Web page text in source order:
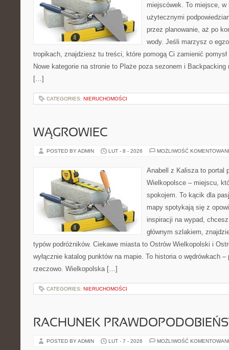
miejscówek. To miejsce,
użytecznymi
przez planowanie, aż po
wody. Jeśli marzysz o
tropikach, znajdziesz tu treści, które pomogą Ci zamienić
Nowe kategorie na stronie to Plaże poza sezonem i Backpacking
[…]
CATEGORIES: NIERUCHOMOŚCI
WĄGROWIEC
POSTED BY ADMIN LUT - 8 - 2026 MOŻLIWOŚĆ
Anabell z Kalisza to portal
Wielkopolsce – miejscu,
spokojem. To kącik dla
mapy spotykają się z
inspiracji na wypad,
głównym szlakiem,
typów podróżników. Ciekawe miasta to Ostrów Wielkopolski i
wyłącznie katalog punktów na mapie. To historia o wędrówkach
rzeczowo. Wielkopolska […]
CATEGORIES: NIERUCHOMOŚCI
RACHUNEK
POSTED BY ADMIN LUT - 7 - 2026 MOŻLIWOŚĆ